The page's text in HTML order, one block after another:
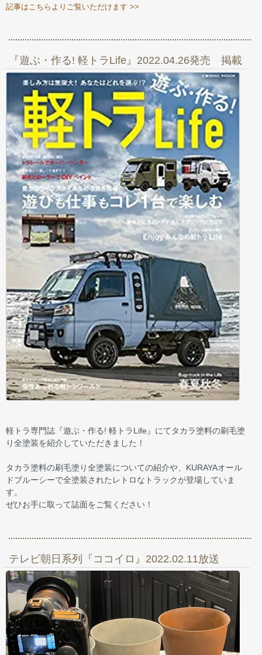
記事はこちらよりご覧いただけます >>
『遊ぶ・作る! 軽トラLife』2022.04.26発売 掲載
軽トラ専門誌『遊ぶ・作る! 軽トラLife』にてタカラ塗料の刷毛塗
り全塗装を紹介していただきました！
タカラ塗料の刷毛塗り全塗装についての紹介や、KURAYAオール
ドブルーシーで全塗装されたレトロなトラックが登場していま
す。
ぜひお手に取って誌面をご覧ください！
テレビ朝日系列『ココイロ』2022.02.11放送